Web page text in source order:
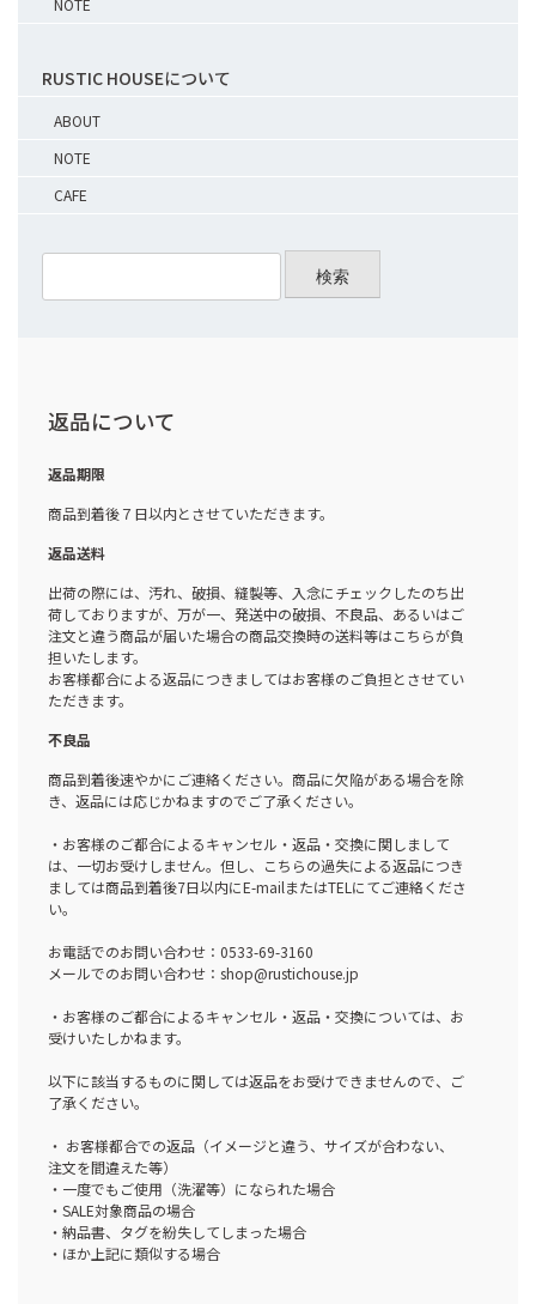
NOTE
RUSTIC HOUSEについて
ABOUT
NOTE
CAFE
検索
返品について
返品期限
商品到着後７日以内とさせていただきます。
返品送料
出荷の際には、汚れ、破損、縫製等、入念にチェックしたのち出
荷しておりますが、万が一、発送中の破損、不良品、あるいはご
注文と違う商品が届いた場合の商品交換時の送料等はこちらが負
担いたします。
お客様都合による返品につきましてはお客様のご負担とさせてい
ただきます。
不良品
商品到着後速やかにご連絡ください。商品に欠陥がある場合を除
き、返品には応じかねますのでご了承ください。
・お客様のご都合によるキャンセル・返品・交換に関しまして
は、一切お受けしません。但し、こちらの過失による返品につき
ましては商品到着後7日以内にE-mailまたはTELにてご連絡くださ
い。
お電話でのお問い合わせ：0533-69-3160
メールでのお問い合わせ：shop@rustichouse.jp
・お客様のご都合によるキャンセル・返品・交換については、お
受けいたしかねます。
以下に該当するものに関しては返品をお受けできませんので、ご
了承ください。
・ お客様都合での返品（イメージと違う、サイズが合わない、
注文を間違えた等）
・一度でもご使用（洗濯等）になられた場合
・SALE対象商品の場合
・納品書、タグを紛失してしまった場合
・ほか上記に類似する場合